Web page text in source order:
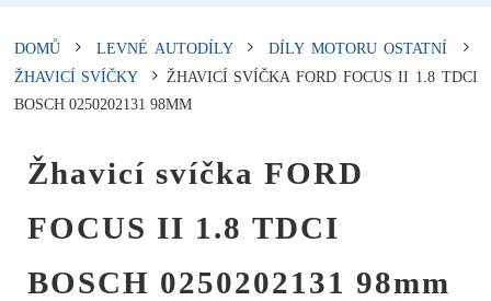
DOMŮ LEVNÉ AUTODÍLY
DÍLY MOTORU OSTATNÍ
ŽHAVICÍ SVÍČKY
ŽHAVICÍ SVÍČKA FORD FOCUS II 1.8 TDCI
BOSCH 0250202131 98MM
Žhavicí svíčka FORD
FOCUS II 1.8 TDCI
BOSCH 0250202131 98mm